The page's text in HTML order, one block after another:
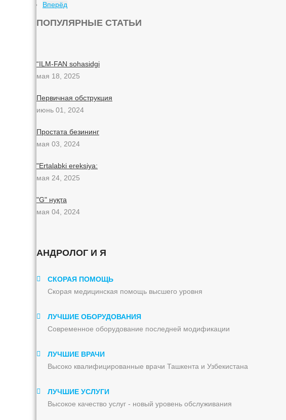
Вперёд
ПОПУЛЯРНЫЕ СТАТЬИ
“ILM-FAN sohasidgi
мая 18, 2025
Первичная обструкция
июнь 01, 2024
Простата безининг
мая 03, 2024
"Ertalabki ereksiya:
мая 24, 2025
"G" нуқта
мая 04, 2024
АНДРОЛОГ И Я
СКОРАЯ ПОМОЩЬ
Скорая медицинская помощь высшего уровня
ЛУЧШИЕ ОБОРУДОВАНИЯ
Современное оборудование последней модификации
ЛУЧШИЕ ВРАЧИ
Высоко квалифицированные врачи Ташкента и Узбекистана
ЛУЧШИЕ УСЛУГИ
Высокое качество услуг - новый уровень обслуживания